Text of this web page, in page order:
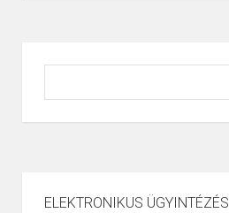
ELEKTRONIKUS ÜGYINTÉZÉS